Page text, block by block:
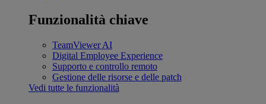
Funzionalità chiave
TeamViewer AI
Digital Employee Experience
Supporto e controllo remoto
Gestione delle risorse e delle patch
Vedi tutte le funzionalità